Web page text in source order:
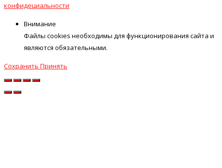
конфидециальности
Внимание
Файлы cookies необходимы для функционирования сайта и
являются обязательными.
Сохранить Принять